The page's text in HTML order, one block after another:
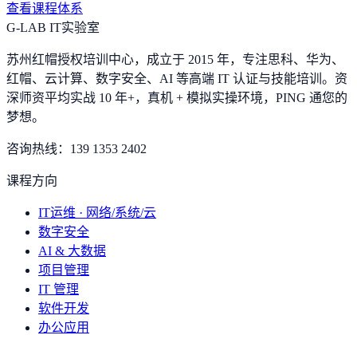
查看课程体系
G-LAB IT实验室
苏州红帽授权培训中心，成立于 2015 年，专注思科、华为、
红帽、云计算、数字安全、AI 等高端 IT 认证与技能培训。资
深师资平均实战 10 年+，真机 + 模拟实操环境， PING 通您的
梦想。
咨询热线： 139 1353 2402
课程方向
IT运维 · 网络/系统/云
数字安全
AI & 大数据
项目管理
IT 管理
软件开发
办公应用